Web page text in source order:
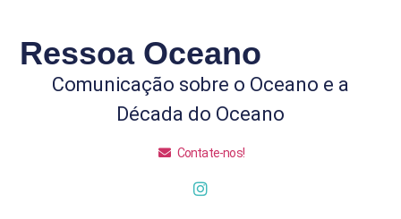
Ressoa Oceano
Comunicação sobre o Oceano e a
Década do Oceano
Contate-nos!